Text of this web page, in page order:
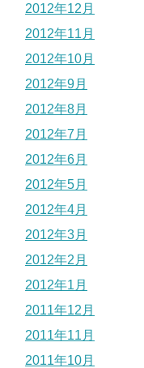
2012年12月
2012年11月
2012年10月
2012年9月
2012年8月
2012年7月
2012年6月
2012年5月
2012年4月
2012年3月
2012年2月
2012年1月
2011年12月
2011年11月
2011年10月